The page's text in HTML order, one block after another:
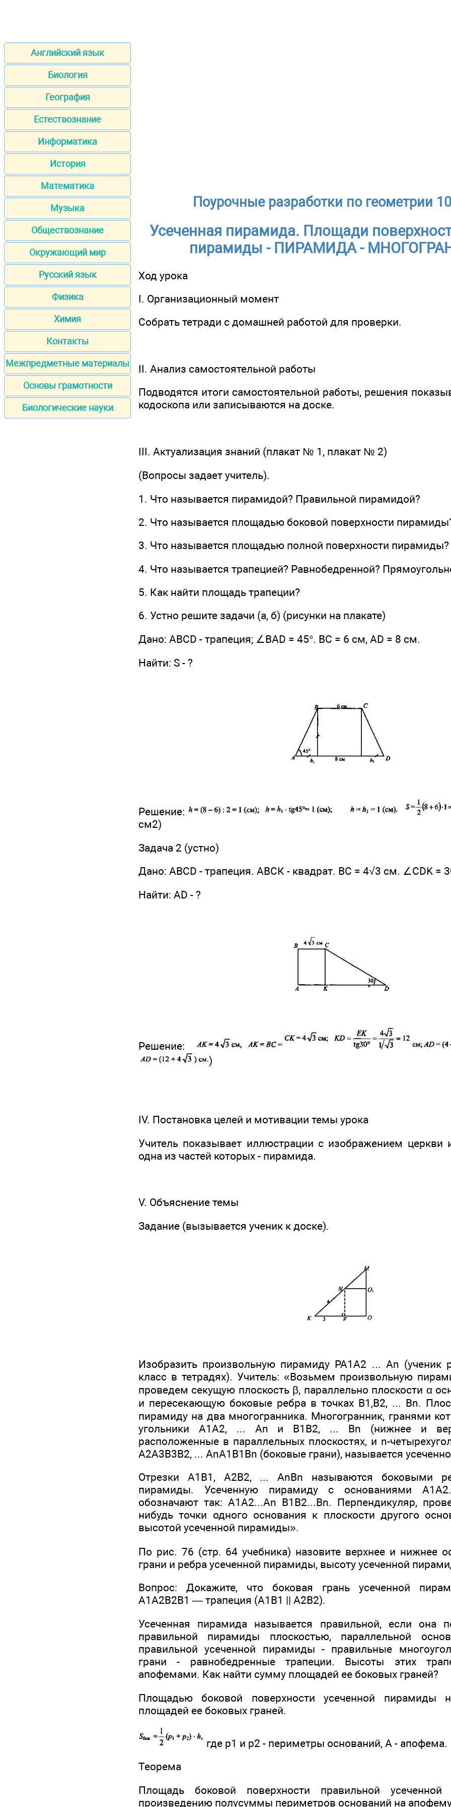
Английский язык
Биология
География
Естествознание
Информатика
История
Математика
Музыка
Обществознание
Окружающий мир
Русский язык
Физика
Химия
Контакты
Межпредметные материалы
Основы грамотности
Биологические науки
Поурочные разработки по геометрии
Усеченная пирамида. Площади
пирамиды - ПИРАМИДА -
Ход урока
I. Организационный момент
Собрать тетради с домашней работой для проверки.
II. Анализ самостоятельной работы
Подводятся итоги самостоятельной работы, решения
кодоскопа или записываются на доске.
III. Актуализация знаний (плакат № 1, плакат № 2)
(Вопросы задает учитель).
1. Что называется пирамидой? Правильной пирамидой?
2. Что называется площадью боковой поверхности
3. Что называется площадью полной поверхности пирамиды?
4. Что называется трапецией? Равнобедренной?
5. Как найти площадь трапеции?
6. Устно решите задачи (а, б) (рисунки на плакате)
Дано: ABCD - трапеция; ∠BAD = 45°. ВС = 6 см, AD = 8 см.
Найти: S - ?
Решение:
см2)
Задача 2 (устно)
Дано: ABCD - трапеция. АВСК - квадрат. ВС = 4√3 см. ∠CDK =
Найти: AD - ?
Решение:
)
IV. Постановка целей и мотивации темы урока
Учитель показывает иллюстрации с изображением церкви
одна из частей которых - пирамида.
V. Объяснение темы
Задание (вызывается ученик к доске).
Изобразить произвольную пирамиду PA1A2 ... Аn (ученик
класс в тетрадях). Учитель: «Возьмем произвольную
проведем секущую плоскость β, параллельно плоскости α
и пересекающую боковые ребра в точках В1,В2, ... Вn.
пирамиду на два многогранника. Многогранник, гранями
угольники А1А2, ... Аn и В1В2, ... Вn (нижнее и
расположенные в параллельных плоскостях, и n-
А2А3В3В2, ... АnА1В1Вn (боковые грани), называется
Отрезки A1B1, А2В2, ... АnВn называются боковыми
пирамиды. Усеченную пирамиду с основаниями
обозначают так: А1А2...Аn В1В2...Вn. Перпендикуляр,
нибудь точки одного основания к плоскости другого
высотой усеченной пирамиды».
По рис. 76 (стр. 64 учебника) назовите верхнее и нижнее
грани и ребра усеченной пирамиды, высоту усеченной
Вопрос: Докажите, что боковая грань усеченной
А1А2В2В1 — трапеция (А1В1 || А2В2).
Усеченная пирамида называется правильной, если она
правильной пирамиды плоскостью, параллельной
правильной усеченной пирамиды - правильные
грани - равнобедренные трапеции. Высоты этих
апофемами. Как найти сумму площадей ее боковых граней?
Площадью боковой поверхности усеченной пирамиды
площадей ее боковых граней.
где р1 и р2 - периметры оснований, А - апофема.
Теорема
Площадь боковой поверхности правильной
произведению полусуммы периметров оснований на